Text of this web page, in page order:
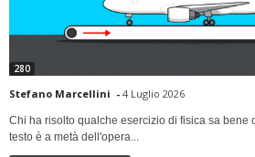
280
Stefano Marcellini - 4 Luglio 2026
Chi ha risolto qualche esercizio di fisica sa bene
testo è a metà dell'opera...